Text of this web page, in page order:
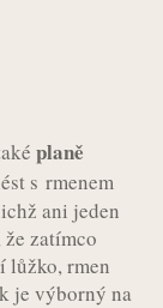
planě
s rmenem
ani jeden
zatímco
lůžko, rmen
je výborný na